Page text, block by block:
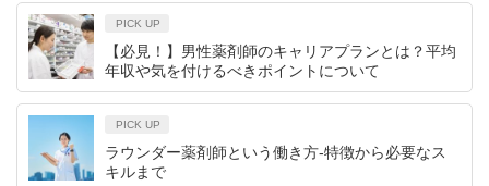
PICK UP
【必見！】男性薬剤師のキャリアプランとは？平均
年収や気を付けるべきポイントについて
PICK UP
ラウンダー薬剤師という働き方-特徴から必要なス
キルまで